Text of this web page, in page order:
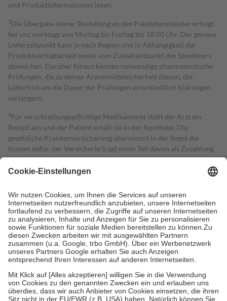
und Produktinformationen lesen.
3Die Übergabe deiner Bestellung an den Paketdienstleister erfolgt
bei uns werktags von Montag bis Freitag bis 18:00 Uhr. Der genaue
Lieferzeitpunkt kann je nach Region und in Abhängigkeit der
Produktverfügbarkeit sowie vom Zustellzeitpunkt des Spediteurs
abweichen. Darüber hinaus können notwendige pharmazeutische
Prüfungen, die zu deiner Arzneimittelsicherheit dienen, die
Lieferfrist um die Dauer der Prüfungen einschließlich Klärungen
verlängern.
4Für verschreibungspflichtige Medikamente stellt der Arzt ein
Rezept aus und der Patient erhält sie in der Apotheke. Die
gesetzliche Krankenversicherung übernimmt in der Regel die
Kosten dafür, der Versicherte trägt einen Teil davon als Zuzahlung
mit.
Grundsätzlich leisten Mitglieder Zuzahlungen in Höhe von zehn
höchstens zehn Euro.
Es sind jedoch nie mehr als die tatsächlichen
Kosten der Leistung zu entrichten.
Diese Regeln gelten grundsätzlich auch für Online-Apotheken.
Bei Heilmitteln und häuslicher Krankenpflege beträgt die
Zuzahlung zehn Prozent der Kosten sowie zehn Euro je
Verordnung.
Um das Engagement der Versicherten für ihre eigene Gesundheit zu
stärken und die besondere Stellung der Familie zu unterstützen,
fallenkeine Zuzahlungenan bei:
• Kindern und Jugendlichen bis zum vollendeten 18. Lebensjahr
mit Ausnahme der Fahrkosten